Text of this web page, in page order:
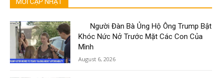
Người Đàn Bà Ủng Hộ Ông Trump Bật
Khóc Nức Nở Trước Mặt Các Con Của
Mình
August 6, 2026